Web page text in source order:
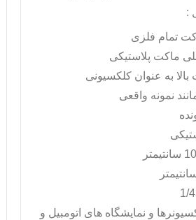
:
تمام فلزی
ماکت پلاستیکی
به عنوان کلکسیونی
نمونه واقعی
و نمایشگاه های اتومبیل و